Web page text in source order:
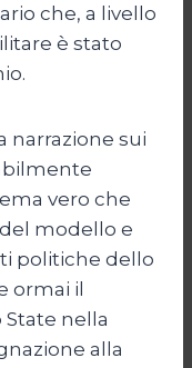
che, a livello
è stato
narrazione sui
vero che
modello e
politiche dello
ormai il
nella
alla